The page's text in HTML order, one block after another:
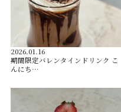
2026.01.16
️期間限定バレンタインドリンク️ こ
んにち…